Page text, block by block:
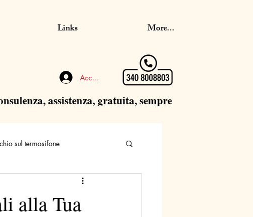
Links More...
Accedi
assistenza, gratuita, sempre
sul termosifone
alla Tua